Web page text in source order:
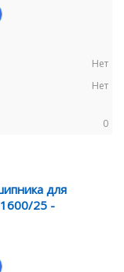
Нет
Нет
0
для
25 -